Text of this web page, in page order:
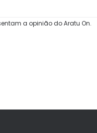
a opinião do Aratu On.